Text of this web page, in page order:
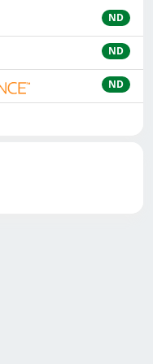
ND
ND
ND